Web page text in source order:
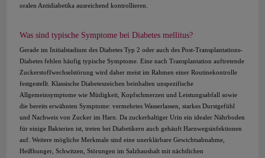
oralen Antidiabetika ausreichend kontrollieren.
Was sind typische Symptome bei Diabetes mellitus?
Gerade im Initialstadium des Diabetes Typ 2 oder auch des Post-Transplantations-
Diabetes fehlen häufig typische Symptome. Eine nach Transplantation auftretende
Zuckerstoffwechselstörung wird daher meist im Rahmen einer Routinekontrolle
festgestellt. Klassische Diabeteszeichen beinhalten unspezifische
Allgemeinsymptome wie Müdigkeit, Kopfschmerzen und Leistungsabfall sowie
die bereits erwähnten Symptome: vermehrtes Wasserlassen, starkes Durstgefühl
und Nachweis von Zucker im Harn. Da zuckerhaltiger Urin ein idealer Nährboden
für einige Bakterien ist, treten bei Diabetikern auch gehäuft Harnwegsinfektionen
auf. Weitere mögliche Merkmale sind eine unerklärbare Gewichtsabnahme,
Heißhunger, Schwitzen, Störungen im Salzhaushalt mit nächtlichen